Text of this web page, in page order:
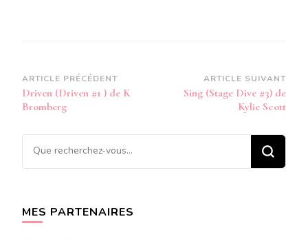
Navigation
d’article
ARTICLE PRÉCÉDENT
Driven (Driven #1 ) de K
Bromberg
ARTICLE SUIVANT
Sing (Stage Dive #3) de
Kylie Scott
Vous
recherchiez
MES PARTENAIRES